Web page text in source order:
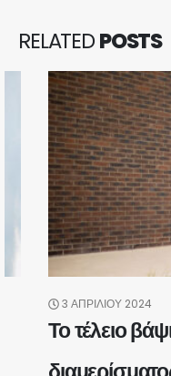
RELATEDPOSTS
3 ΑΠΡΙΛΊΟΥ 2024
Το τέλειο